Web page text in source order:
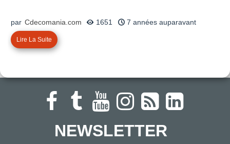
par Cdecomania.com 1651 7 années auparavant
Lire La Suite
NEWSLETTER